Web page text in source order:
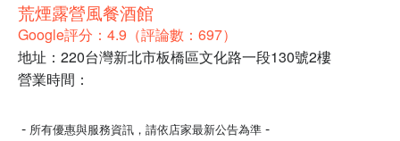
荒煙露營風餐酒館
Google評分：4.9（評論數：697）
地址：220台灣新北市板橋區文化路一段130號2樓
營業時間：
- 所有優惠與服務資訊，請依店家最新公告為準 -